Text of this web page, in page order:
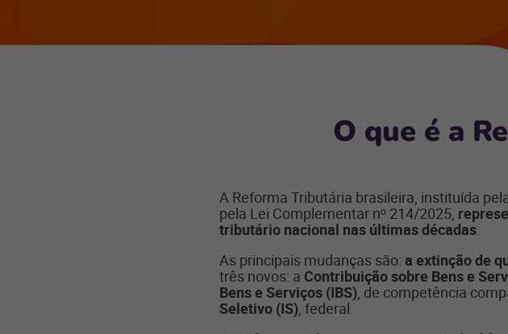
O que é a
A Reforma Tributária brasileira, instituída
pela Lei Complementar nº 214/2025,
tributário nacional nas últimas décadas.
As principais mudanças são: a extinção de
três novos: a Contribuição sobre Bens e
Bens e Serviços (IBS), de competência
Seletivo (IS), federal.